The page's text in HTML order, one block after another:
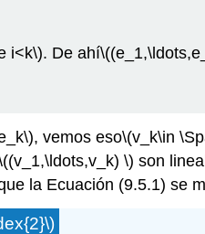
i<k\). De ahí
, vemos eso\(v_k\in
\) son
la Ecuación (9.5.1) se